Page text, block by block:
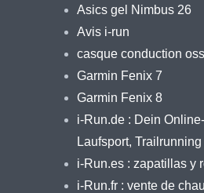
Asics gel Nimbus 26
Avis i-run
casque conduction
Garmin Fenix 7
Garmin Fenix 8
i-Run.de : Dein
Laufsport,
i-Run.es : zapatillas y
i-Run.fr : vente de